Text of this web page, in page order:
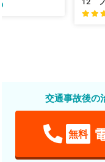
交通事故後の
無料